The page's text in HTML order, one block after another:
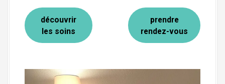
découvrir
les soins
prendre
rendez-vous